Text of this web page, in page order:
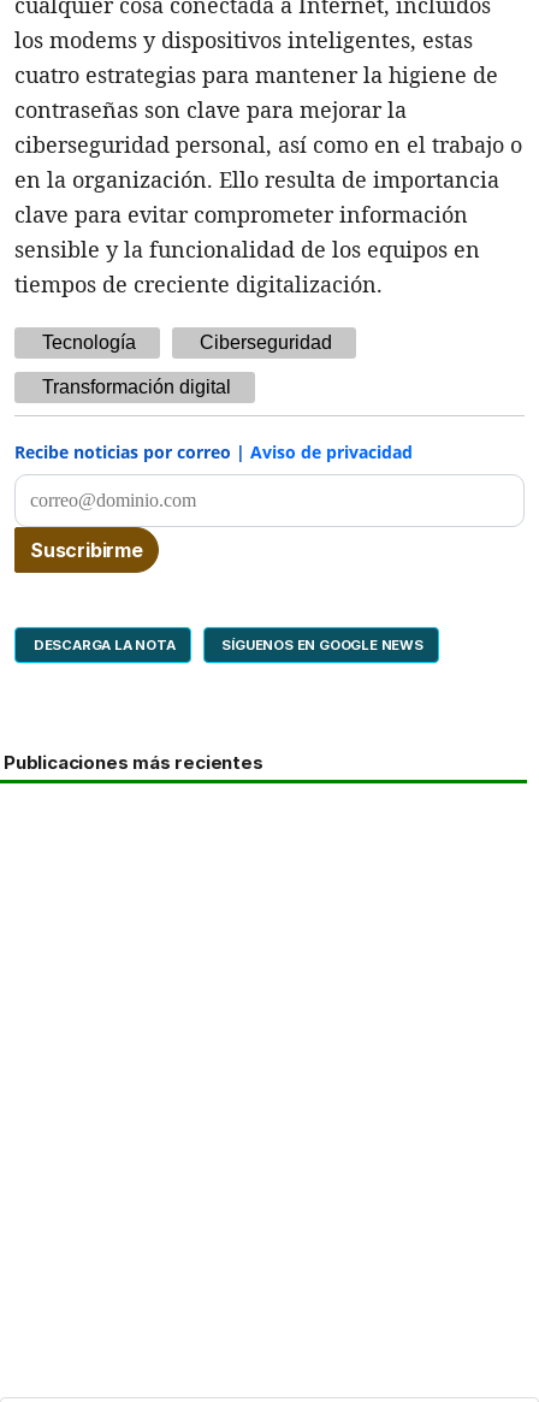
los modems y dispositivos inteligentes, estas
cuatro estrategias para mantener la higiene de
contraseñas son clave para mejorar la
ciberseguridad personal, así como en el trabajo o
en la organización. Ello resulta de importancia
clave para evitar comprometer información
sensible y la funcionalidad de los equipos en
tiempos de creciente digitalización.
Tecnología Ciberseguridad
Transformación digital
Recibe noticias por correo | Aviso de privacidad
DESCARGA LA NOTA SÍGUENOS EN GOOGLE NEWS
Publicaciones más recientes